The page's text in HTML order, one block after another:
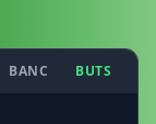
BANC BUTS